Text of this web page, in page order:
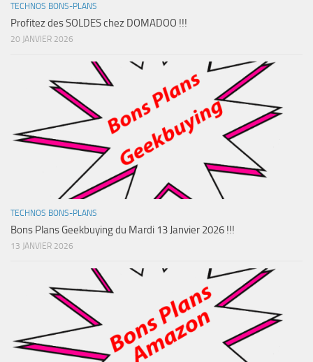
TECHNOS BONS-PLANS
Profitez des SOLDES chez DOMADOO !!!
20 JANVIER 2026
TECHNOS BONS-PLANS
Bons Plans Geekbuying du Mardi 13 Janvier 2026 !!!
13 JANVIER 2026